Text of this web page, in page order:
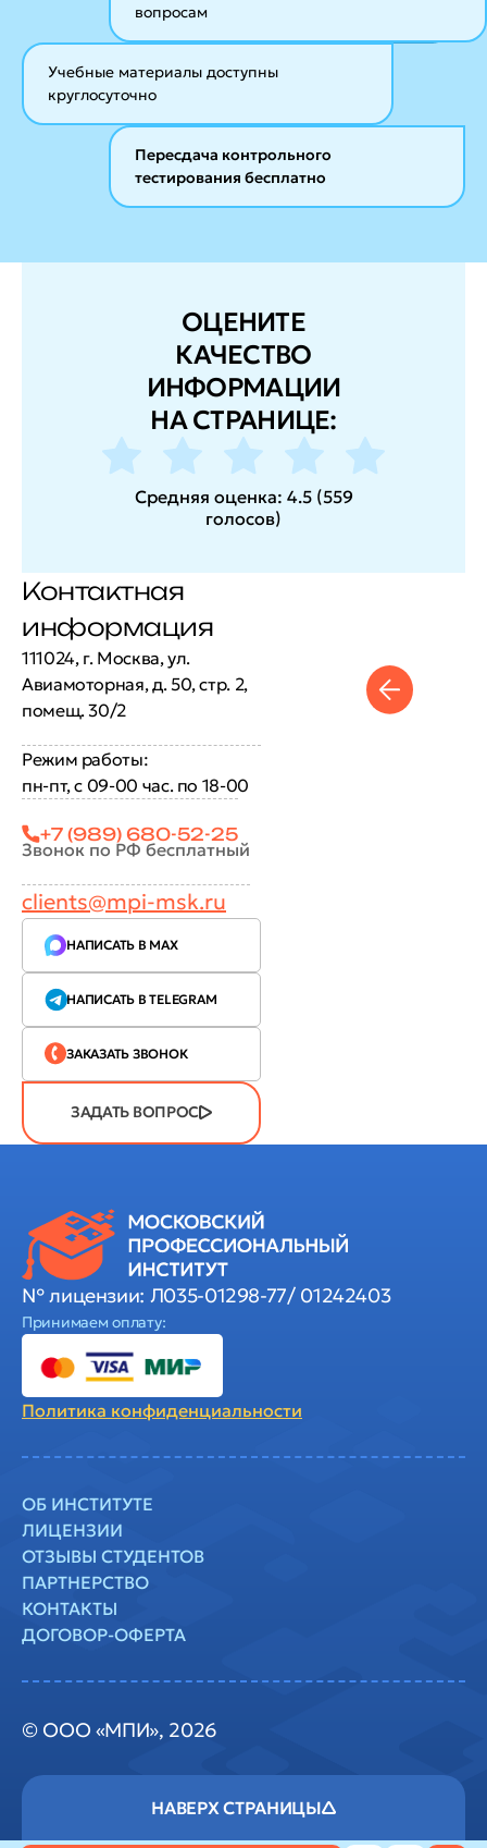
вопросам
Учебные материалы доступны
круглосуточно
Пересдача контрольного
тестирования бесплатно
ОЦЕНИТЕ
КАЧЕСТВО
ИНФОРМАЦИИ
НА СТРАНИЦЕ:
Средняя оценка: 4.5(559
голосов)
Контактная
информация
111024, г. Москва, ул.
Авиамоторная, д. 50, стр. 2,
помещ. 30/2
Режим работы:
пн-пт, с 09-00 час. по 18-00
+7 (989) 680-52-25
Звонок по РФ бесплатный
clients@mpi-msk.ru
НАПИСАТЬ В MAX
НАПИСАТЬ В TELEGRAM
ЗАКАЗАТЬ ЗВОНОК
ЗАДАТЬ ВОПРОС
№ лицензии: Л035-01298-77/ 01242403
Принимаем оплату:
Политика конфиденциальности
© ООО «МПИ», 2026
ОБ ИНСТИТУТЕ
ЛИЦЕНЗИИ
ОТЗЫВЫ СТУДЕНТОВ
ПАРТНЕРСТВО
КОНТАКТЫ
ДОГОВОР-ОФЕРТА